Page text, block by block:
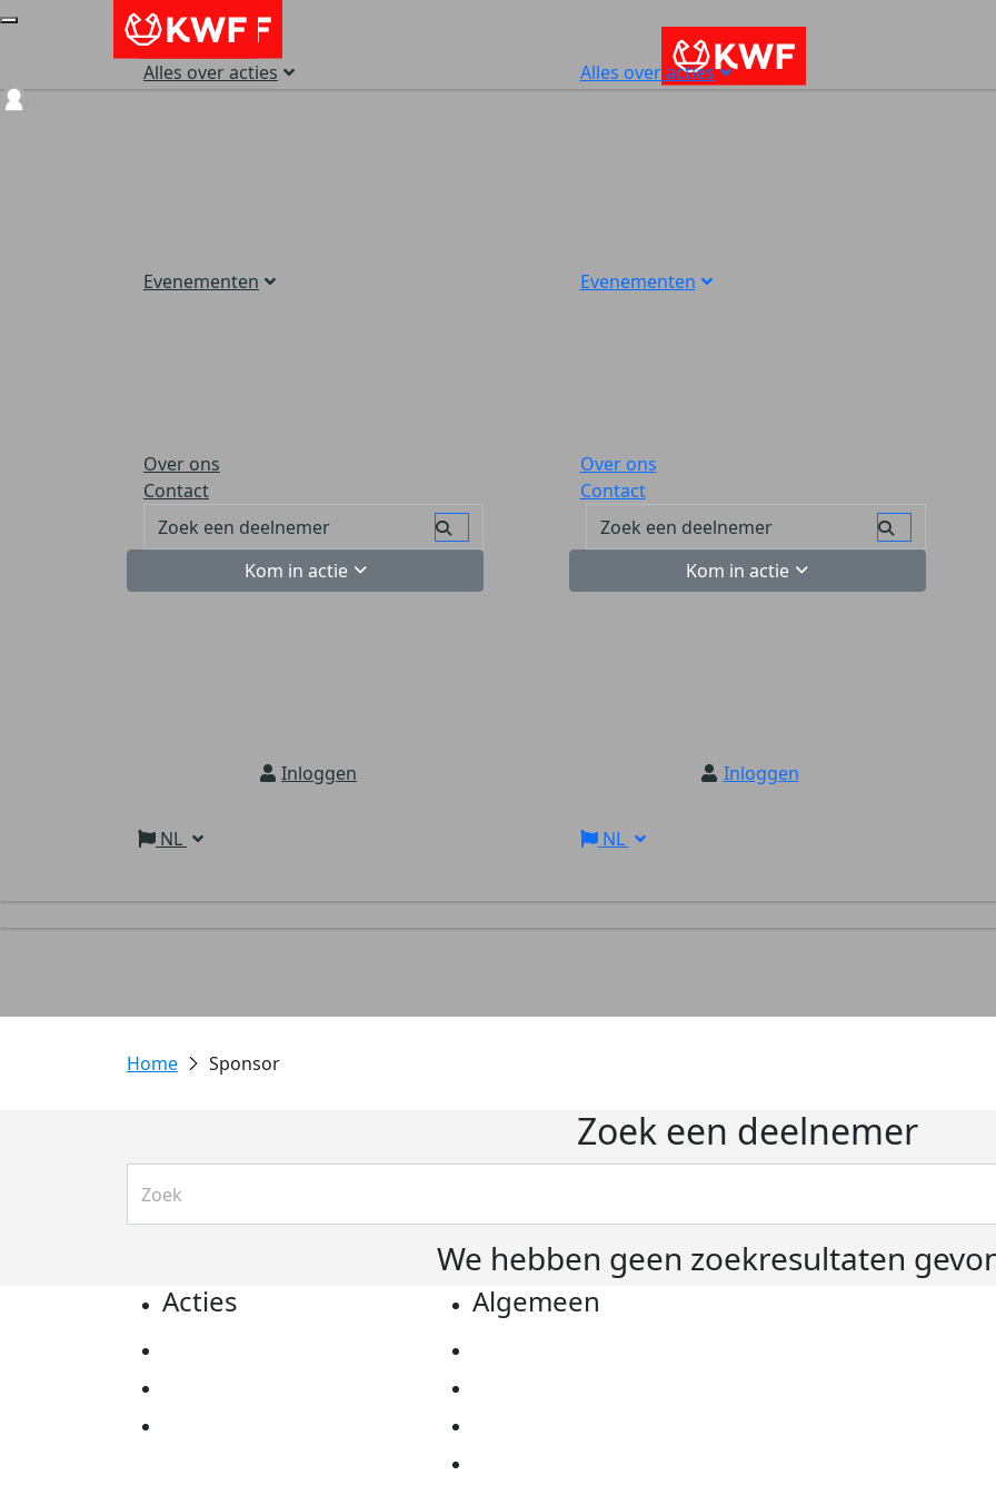
Alles over acties
Evenementen
Over ons
Contact
Kom in actie
Inloggen
NL
Alles over acties
Evenementen
Over ons
Contact
Kom in actie
Inloggen
NL
Sponsor
Zoek een deelnemer
We hebben geen zoekresultaten
Acties Algemeen